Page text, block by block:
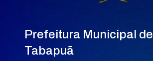
Prefeitura Municipal de
Tabapuã